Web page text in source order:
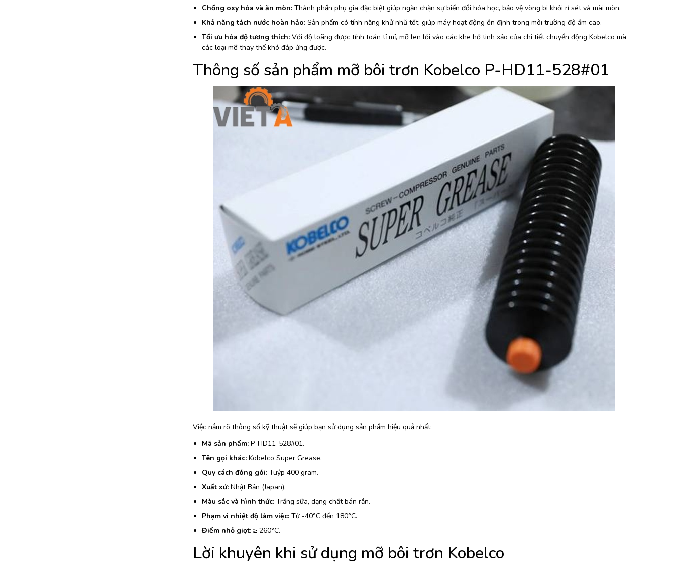
Chống oxy hóa và ăn mòn:Thành phần phụ gia đặc biệt giúp ngăn chặn sự biến đổi hóa học, bảo vệ vòng bi khỏi rỉ sét và mài mòn.
Khả năng tách nước hoàn hảo:Sản phẩm có tính năng khử nhũ tốt, giúp máy hoạt động ổn định trong môi trường độ ẩm cao.
Tối ưu hóa độ tương thích:Với độ loãng được tính toán tỉ mỉ, mỡ len lỏi vào các khe hở tinh xảo của chi tiết chuyển động Kobelco mà
các loại mỡ thay thế khó đáp ứng được.
Thông số sản phẩm mỡ bôi trơn Kobelco P-HD11-528#01
Việc nắm rõ thông số kỹ thuật sẽ giúp bạn sử dụng sản phẩm hiệu quả nhất:
Mã sản phẩm:P-HD11-528#01.
Tên gọi khác:Kobelco Super Grease.
Quy cách đóng gói:Tuýp 400 gram.
Xuất xứ:Nhật Bản (Japan).
Màu sắc và hình thức:Trắng sữa, dạng chất bán rắn.
Phạm vi nhiệt độ làm việc:Từ -40°C đến 180°C.
Điểm nhỏ giọt:≥ 260°C.
Lời khuyên khi sử dụng mỡ bôi trơn Kobelco